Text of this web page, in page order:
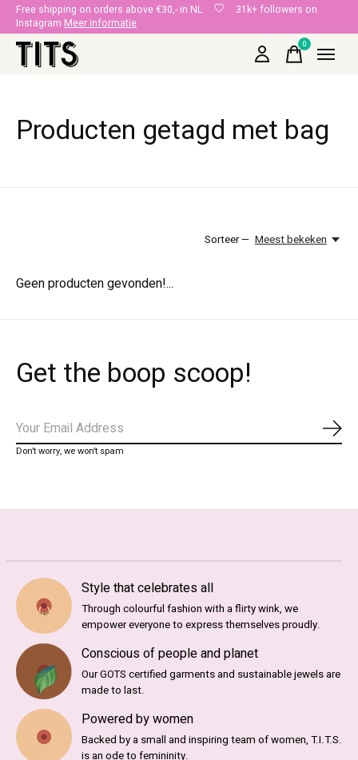
Free shipping on orders above €30,- in NL
31k+ followers on
Instagram Meer informatie
0items
Producten getagd met bag
Sorteer — Meest bekeken
Geen producten gevonden!...
Get the boop scoop!
Don’t worry, we won’t spam
Style that celebrates all
Through colourful fashion with a flirty wink, we
empower everyone to express themselves proudly.
Conscious of people and planet
Our GOTS certified garments and sustainable jewels are
made to last.
Powered by women
Backed by a small and inspiring team of women, T.I.T.S.
is an ode to femininity.